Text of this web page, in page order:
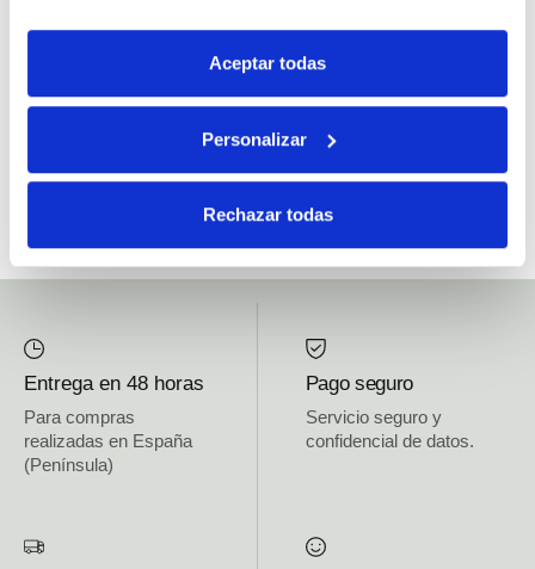
Aceptar todas
Personalizar
Rechazar todas
fines comerciales, legitimación: consentimiento, destinatarios: proveedor de
mensajería online, derechos: Acceder, rectificar y suprimir los datos, así como
otros derechos, como se explica en la información adicional.
Entrega en 48 horas
Para compras
realizadas en España
(Península)
Pago seguro
Servicio seguro y
confidencial de datos.